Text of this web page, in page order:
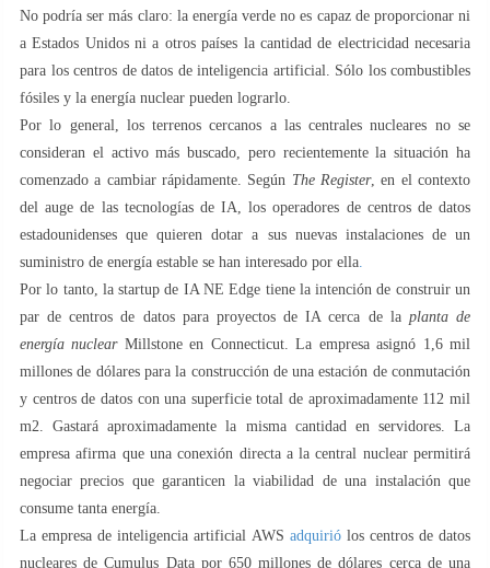
No podría ser más claro: la energía verde no es capaz de proporcionar ni
a Estados Unidos ni a otros países la cantidad de electricidad necesaria
para los centros de datos de inteligencia artificial. Sólo los combustibles
fósiles y la energía nuclear pueden lograrlo.
Por lo general, los terrenos cercanos a las centrales nucleares no se
consideran el activo más buscado, pero recientemente la situación ha
comenzado a cambiar rápidamente. Según The Register, en el contexto
del auge de las tecnologías de IA, los operadores de centros de datos
estadounidenses que quieren dotar a sus nuevas instalaciones de un
suministro de energía estable se han interesado por ella
Por lo tanto, la startup de IA NE Edge tiene la intención de construir un
par de centros de datos para proyectos de IA cerca de la planta de
energía nuclearMillstone en Connecticut. La empresa asignó 1,6 mil
millones de dólares para la construcción de una estación de conmutación
y centros de datos con una superficie total de aproximadamente 112 mil
m2. Gastará aproximadamente la misma cantidad en servidores. La
empresa afirma que una conexión directa a la central nuclear permitirá
negociar precios que garanticen la viabilidad de una instalación que
consume tanta energía.
La empresa de inteligencia artificial AWS adquiriólos centros de datos
nucleares de Cumulus Data por 650 millones de dólares cerca de una